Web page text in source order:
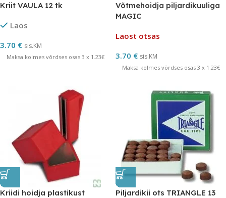
Kriit VAULA 12 tk
Laos
3.70 € sis.KM
Maksa kolmes võrdses osas 3 x 1.23€
Võtmehoidja piljardikuuliga
MAGIC
Laost otsas
3.70 € sis.KM
Maksa kolmes võrdses osas 3 x 1.23€
Kriidi hoidja plastikust
Piljardikii ots TRIANGLE 13